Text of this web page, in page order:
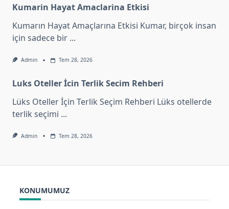
Kumarin Hayat Amaclarina Etkisi
Kumarın Hayat Amaçlarına Etkisi Kumar, birçok insan
için sadece bir ...
Admin Tem 28, 2026
Luks Oteller İcin Terlik Secim Rehberi
Lüks Oteller İçin Terlik Seçim Rehberi Lüks otellerde
terlik seçimi ...
Admin Tem 28, 2026
KONUMUMUZ